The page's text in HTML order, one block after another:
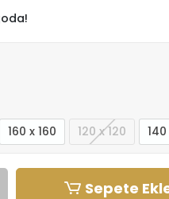
160 x 160 120 x 120
Sepete